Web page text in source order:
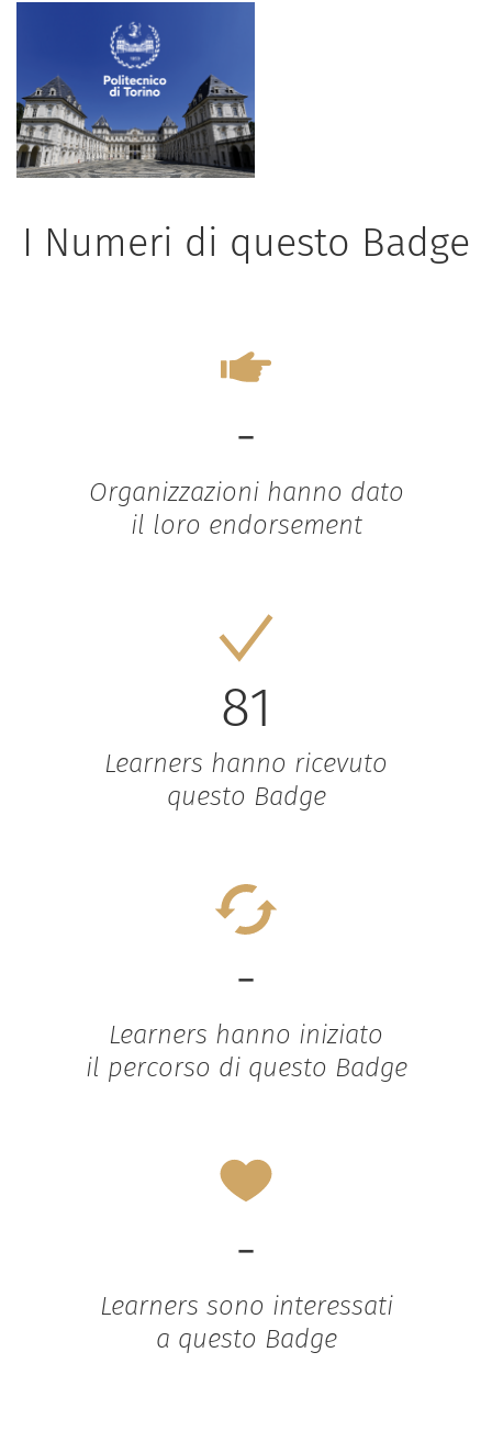
I Numeri di questo Badge
-
Organizzazioni hanno dato
il loro endorsement
81
Learners hanno ricevuto
questo Badge
-
Learners hanno iniziato
il percorso di questo Badge
-
Learners sono interessati
a questo Badge